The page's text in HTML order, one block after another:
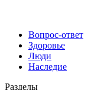
Вопрос-ответ
Здоровье
Люди
Наследие
Разделы